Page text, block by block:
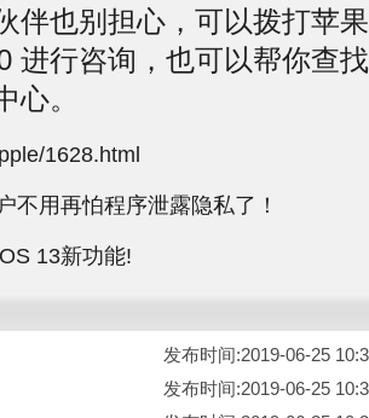
伴也别担心，可以拨打苹
进行咨询，也可以帮你查
。
1628.html
不用再怕程序泄露隐私了！
13新功能!
发布时间:2019-06-25
发布时间:2019-06-25